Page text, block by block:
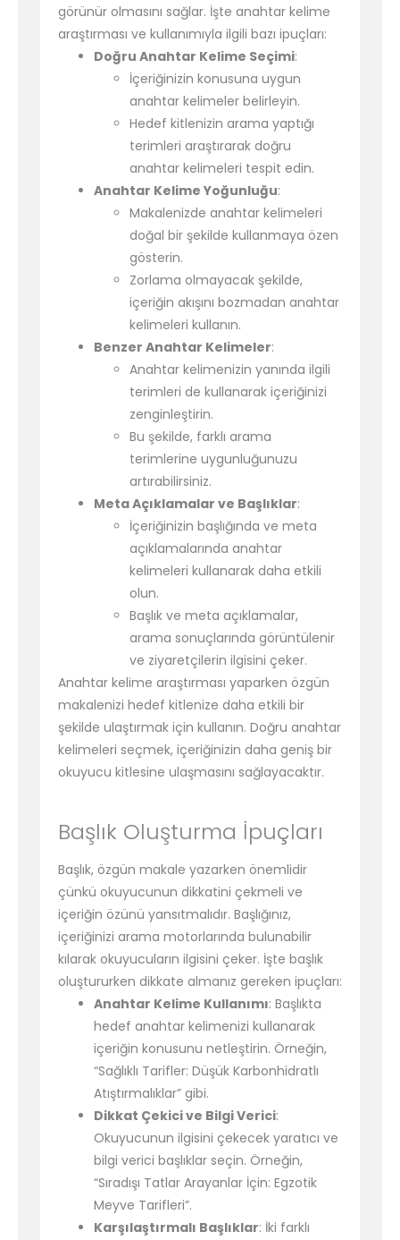
görünür olmasını sağlar. İşte anahtar kelime
araştırması ve kullanımıyla ilgili bazı ipuçları:
Doğru Anahtar Kelime Seçimi:
İçeriğinizin konusuna uygun
anahtar kelimeler belirleyin.
Hedef kitlenizin arama yaptığı
terimleri araştırarak doğru
anahtar kelimeleri tespit edin.
Anahtar Kelime Yoğunluğu:
Makalenizde anahtar kelimeleri
doğal bir şekilde kullanmaya özen
gösterin.
Zorlama olmayacak şekilde,
içeriğin akışını bozmadan anahtar
kelimeleri kullanın.
Benzer Anahtar Kelimeler:
Anahtar kelimenizin yanında ilgili
terimleri de kullanarak içeriğinizi
zenginleştirin.
Bu şekilde, farklı arama
terimlerine uygunluğunuzu
artırabilirsiniz.
Meta Açıklamalar ve Başlıklar:
İçeriğinizin başlığında ve meta
açıklamalarında anahtar
kelimeleri kullanarak daha etkili
olun.
Başlık ve meta açıklamalar,
arama sonuçlarında görüntülenir
ve ziyaretçilerin ilgisini çeker.
Anahtar kelime araştırması yaparken özgün
makalenizi hedef kitlenize daha etkili bir
şekilde ulaştırmak için kullanın. Doğru anahtar
kelimeleri seçmek, içeriğinizin daha geniş bir
okuyucu kitlesine ulaşmasını sağlayacaktır.
Başlık Oluşturma İpuçları
Başlık, özgün makale yazarken önemlidir
çünkü okuyucunun dikkatini çekmeli ve
içeriğin özünü yansıtmalıdır. Başlığınız,
içeriğinizi arama motorlarında bulunabilir
kılarak okuyucuların ilgisini çeker. İşte başlık
oluştururken dikkate almanız gereken ipuçları:
Anahtar Kelime Kullanımı: Başlıkta
hedef anahtar kelimenizi kullanarak
içeriğin konusunu netleştirin. Örneğin,
“Sağlıklı Tarifler: Düşük Karbonhidratlı
Atıştırmalıklar” gibi.
Dikkat Çekici ve Bilgi Verici:
Okuyucunun ilgisini çekecek yaratıcı ve
bilgi verici başlıklar seçin. Örneğin,
“Sıradışı Tatlar Arayanlar İçin: Egzotik
Meyve Tarifleri”.
Karşılaştırmalı Başlıklar: İki farklı